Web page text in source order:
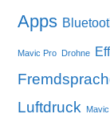
Apps
Mavic Pro Drohne
Luftdruck